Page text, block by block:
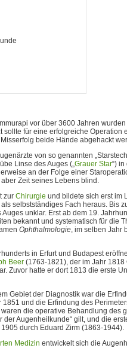
vor über 3600 Jahren wurden
sollte für eine erfolgreiche Operation
beide Hände abgehackt
von so genannten
Linse des Auges („Grauer Star“)
an der Folge einer
Zeit seines Lebens blind.
zur Chirurgie und bildete sich erst im
selbstständiges Fach heraus. Bis
unklar. Erst ab dem 19.
bekannt und systematisch für die
Ophthalmologie, im selben Jahr
in Erfurt und Budapest
Beer (1763-1821), der im Jahr 1818
Zuvor hatte er dort 1813 die erste
Gebiet der Diagnostik war die
1851 und die Erfindung des
die operative Behandlung des
der Augenheilkunde“ gilt, und die
durch Eduard Zirm (1863-1944).
Medizin entwickelt sich die